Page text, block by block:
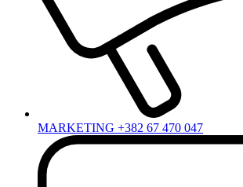
MARKETING +382 67 470 047